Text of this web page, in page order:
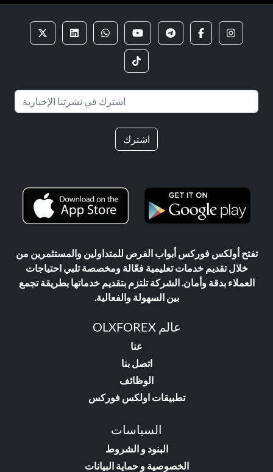
اشترك
تفتح أولكس فوركس أبواب الفرص للمتداولين والمستثمرين من
خلال تقديم خدمات تعليمية فعّالة ومخصصة تلبي احتياجات
العملاء بدقة وأمان. الشركة تلتزم بتقديم خدماتها بطريقة تجمع
بين السهولة والفعالية.
عالم OLXFOREX
عنا
اتصل بنا
الوظائف
تطبيقات اولكس فوركس
السياسات
البنود و الشروط
الخصوصية و حماية البيانات